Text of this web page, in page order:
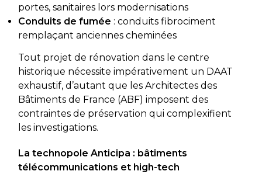
portes, sanitaires lors modernisations
Conduits de fumée : conduits fibrociment
remplaçant anciennes cheminées
Tout projet de rénovation dans le centre
historique nécessite impérativement un DAAT
exhaustif, d’autant que les Architectes des
Bâtiments de France (ABF) imposent des
contraintes de préservation qui complexifient
les investigations.
La technopole Anticipa : bâtiments
télécommunications et high-tech